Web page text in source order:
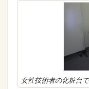
女性技術者の化粧台で